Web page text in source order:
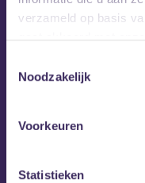
verzameld op basis
Noodzakelijk
Voorkeuren
Statistieken
Voor vragen en-of